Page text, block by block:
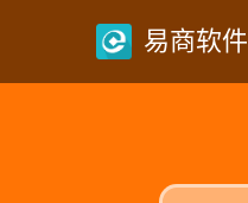
易商软件